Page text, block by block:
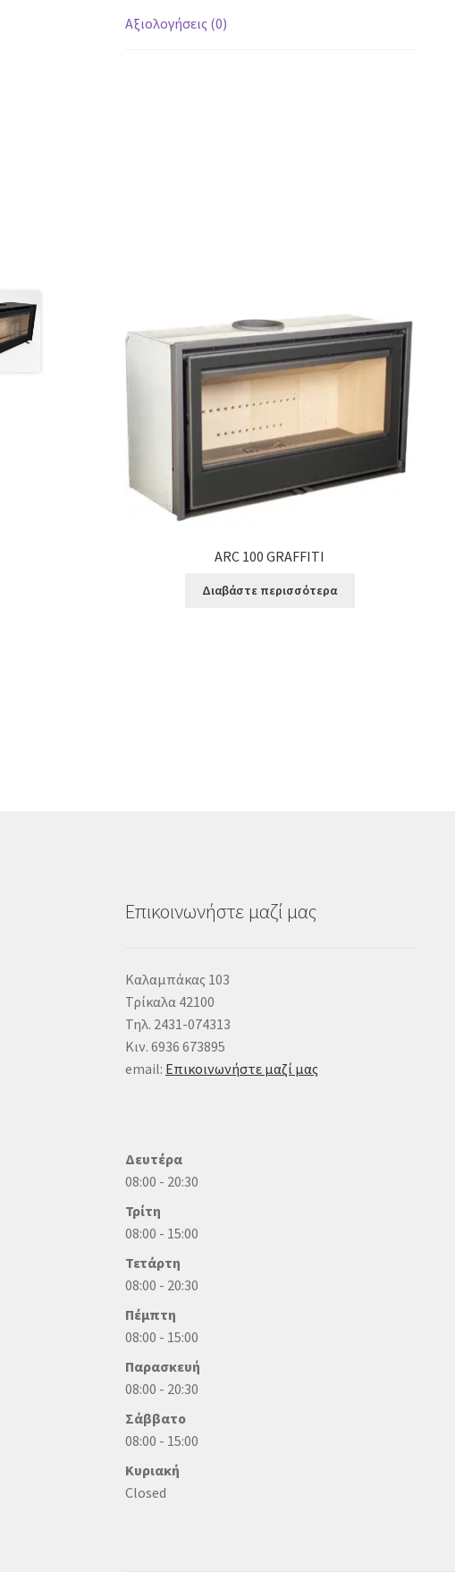
Αξιολογήσεις (0)
ARC 100 GRAFFITI
Διαβάστε περισσότερα
Επικοινωνήστε μαζί μας
Καλαμπάκας 103
Τρίκαλα 42100
Τηλ. 2431-074313
Κιν. 6936 673895
email: Επικοινωνήστε μαζί μας
Δευτέρα
08:00 - 20:30
Τρίτη
08:00 - 15:00
Τετάρτη
08:00 - 20:30
Πέμπτη
08:00 - 15:00
Παρασκευή
08:00 - 20:30
Σάββατο
08:00 - 15:00
Κυριακή
Closed